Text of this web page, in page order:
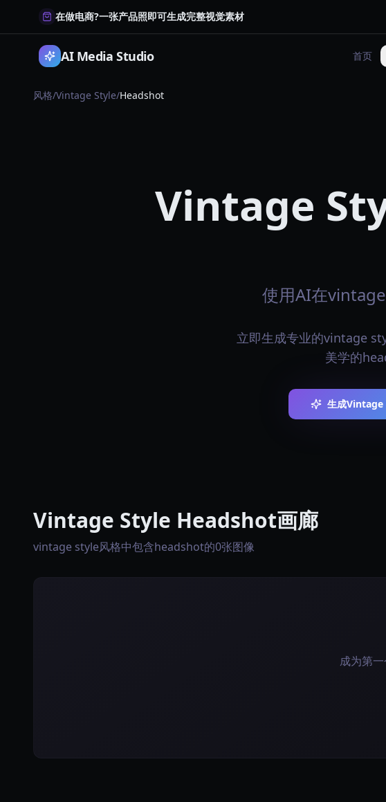
在做电商?一张产品照即可生成完整视觉素材
AI Media Studio 首页
风格/Vintage Style/Headshot
Vintage
使用AI在
立即生成专业的vintage
美学的
生成
Vintage Style Headshot画廊
vintage style风格中包含headshot的0张图像
成为第